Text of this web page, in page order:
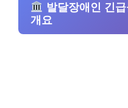
발달장애인 긴
개요